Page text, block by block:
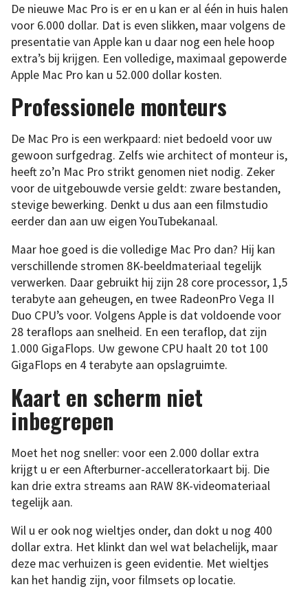
De nieuwe Mac Pro is er en u kan er al één in huis halen
voor 6.000 dollar. Dat is even slikken, maar volgens de
presentatie van Apple kan u daar nog een hele hoop
extra’s bij krijgen. Een volledige, maximaal gepowerde
Apple Mac Pro kan u 52.000 dollar kosten.
Professionele monteurs
De Mac Pro is een werkpaard: niet bedoeld voor uw
gewoon surfgedrag. Zelfs wie architect of monteur is,
heeft zo’n Mac Pro strikt genomen niet nodig. Zeker
voor de uitgebouwde versie geldt: zware bestanden,
stevige bewerking. Denkt u dus aan een filmstudio
eerder dan aan uw eigen YouTubekanaal.
Maar hoe goed is die volledige Mac Pro dan? Hij kan
verschillende stromen 8K-beeldmateriaal tegelijk
verwerken. Daar gebruikt hij zijn 28 core processor, 1,5
terabyte aan geheugen, en twee RadeonPro Vega II
Duo CPU’s voor. Volgens Apple is dat voldoende voor
28 teraflops aan snelheid. En een teraflop, dat zijn
1.000 GigaFlops. Uw gewone CPU haalt 20 tot 100
GigaFlops en 4 terabyte aan opslagruimte.
Kaart en scherm niet
inbegrepen
Moet het nog sneller: voor een 2.000 dollar extra
krijgt u er een Afterburner-accelleratorkaart bij. Die
kan drie extra streams aan RAW 8K-videomateriaal
tegelijk aan.
Wil u er ook nog wieltjes onder, dan dokt u nog 400
dollar extra. Het klinkt dan wel wat belachelijk, maar
deze mac verhuizen is geen evidentie. Met wieltjes
kan het handig zijn, voor filmsets op locatie.